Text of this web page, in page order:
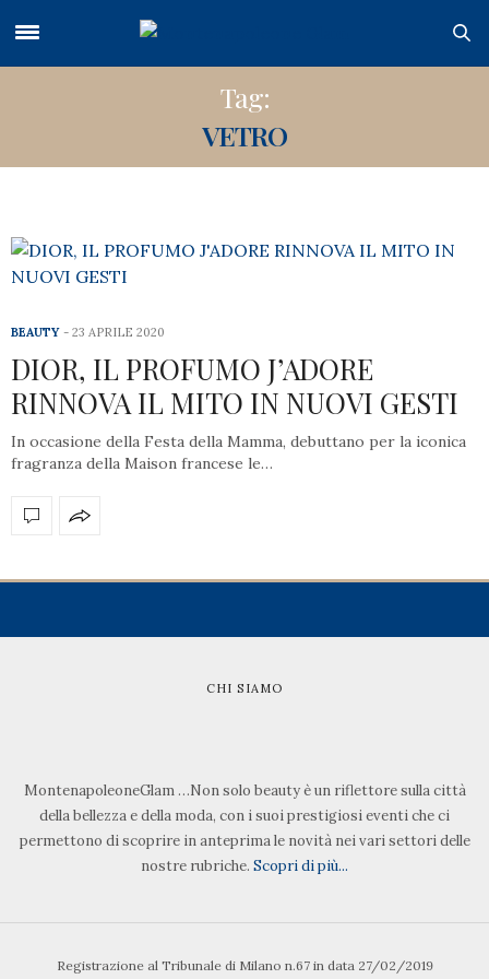
Tag:
VETRO
BEAUTY 23 APRILE 2020
DIOR, IL PROFUMO J’ADORE
RINNOVA IL MITO IN NUOVI GESTI
In occasione della Festa della Mamma, debuttano per la iconica
fragranza della Maison francese le…
CHI SIAMO
MontenapoleoneGlam …Non solo beauty è un riflettore sulla città
della bellezza e della moda, con i suoi prestigiosi eventi che ci
permettono di scoprire in anteprima le novità nei vari settori delle
nostre rubriche. Scopri di più...
Registrazione al Tribunale di Milano n.67 in data 27/02/2019